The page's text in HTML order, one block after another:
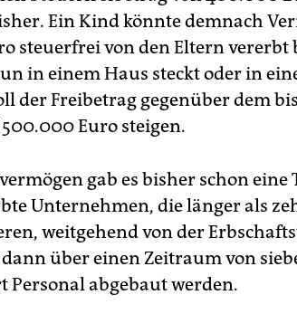
Ein Kind könnte demnach
steuerfrei von den Eltern vererbt
in einem Haus steckt oder in
der Freibetrag gegenüber dem
Euro steigen.
gab es bisher schon
Unternehmen, die länger als
weitgehend von der
über einen Zeitraum von
Personal abgebaut werden.